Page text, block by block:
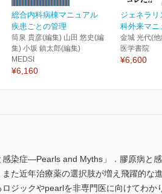
総合内科病棟マニュアル
疾患ごとの管理
筒泉 貴彦(編集) 山田 悠史(編
集) 小坂 鎮太郎(編集)
MEDSI
¥6,160
ジェネラリ
科外来マニ
金城 光代(
医学書院
¥6,600
染症―Pearls and Myths」．膠原病と
た近年治療薬の選択肢が増え飛躍的な
ジックやpearlを非専門医に向けてわか